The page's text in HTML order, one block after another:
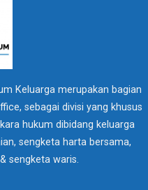
Keluarga merupakan bagian
sebagai divisi yang khusus
hukum dibidang keluarga
sengketa harta bersama,
sengketa waris.